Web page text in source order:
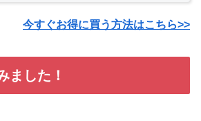
今すぐお得に買う方法はこちら>>
ました！